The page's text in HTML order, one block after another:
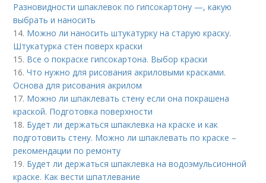
Разновидности шпаклевок по гипсокартону —, какую
выбрать и наносить
14. Можно ли наносить штукатурку на старую краску.
Штукатурка стен поверх краски
15. Все о покраске гипсокартона. Выбор краски
16.Что нужно для рисования акриловыми красками.
Основа для рисования акрилом
17. Можно ли шпаклевать стену если она покрашена
краской. Подготовка поверхности
18. Будет ли держаться шпаклевка на краске и как
подготовить стену. Можно ли шпаклевать по краске –
рекомендации по ремонту
19. Будет ли держаться шпаклевка на водоэмульсионной
краске. Как вести шпатлевание